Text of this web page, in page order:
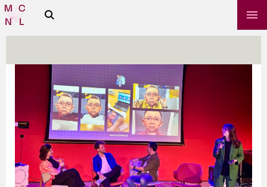
Media
Campus
Zoeken